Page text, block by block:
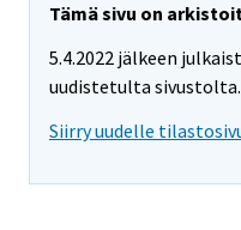
Tämä sivu on
5.4.2022 jälkeen
uudistetulta sivustolta.
Siirry uudelle